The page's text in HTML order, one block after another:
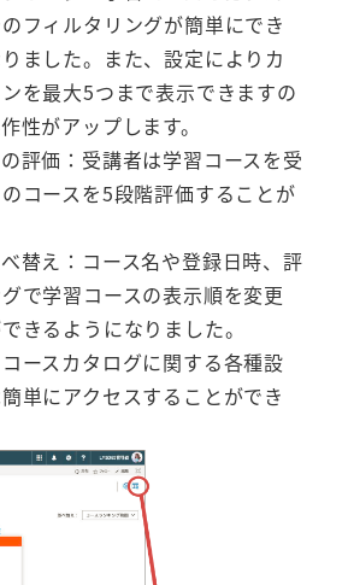
フィルタリングが簡単にでき
ました。また、設定によりカ
を最大5つまで表示できますの
性がアップします。
評価：受講者は学習コースを受
コースを5段階評価することが
替え：コース名や登録日時、評
で学習コースの表示順を変更
きるようになりました。
ースカタログに関する各種設
単にアクセスすることができ